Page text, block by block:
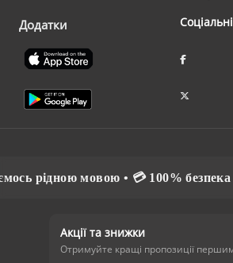
Додатки
рідною мовою • 💳 100% безпека
Акції та знижки
Отримуйте кращі пропозиції